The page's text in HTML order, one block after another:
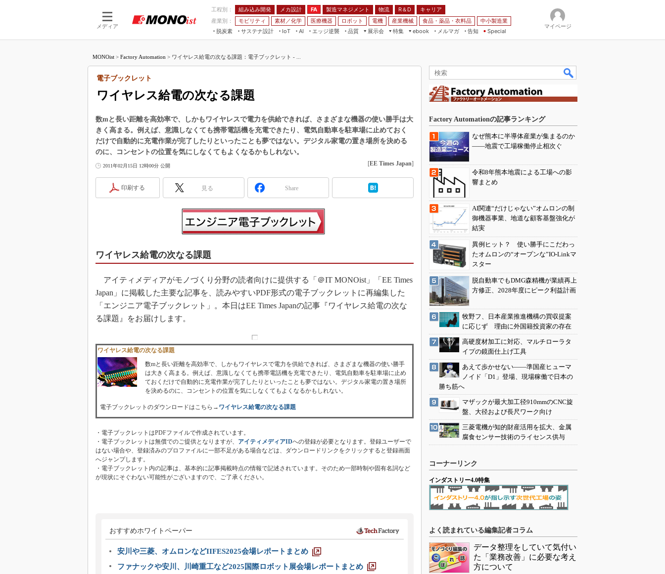
メディア
工程別： 組み込み開発 メカ設計 FA 製造マネジメント 物流 R＆D
キャリア
産業別：
モビリティ 素材／化学 医療機器 ロボット 電機 産業機械 食品・薬品・衣料品
中小製造業
脱炭素
サステナ設計
IoT
つながる工場
AI
AI×設備保全
エッジ逆襲 品質
展示会
JIMTOF
ジャパンモビリティショー
TECHNO-FRONTIER
人テク展
EdgeTech+
AUTOMOTIVE WORLD
産業オープンネット展
特集
つながるクルマ
FPGA
組み込み画像技術
組み込みモデリング
車載ソフト開発
無償設計ツール
3Dプリンタ
イノベーション
製造業ビッグデータ
知財マネジメント
海外生産
グローバル設計・開発
制御セキュリティ
新型コロナへの対応
ebook
素材／化学
メルマガ
告知 Special
マイページ
MONOist > Factory Automation > ワイヤレス給電の次なる課題：電子ブックレット - ...
ワイヤレス給電の次なる課題
電子ブックレット
数mと長い距離を高効率で、しかもワイヤレスで電力を供給できれば、さまざまな機器の使い勝手は大
きく高まる。例えば、意識しなくても携帯電話機を充電できたり、電気自動車を駐車場に止めておく
だけで自動的に充電作業が完了したりといったことも夢ではない。デジタル家電の置き場所を決める
のに、コンセントの位置を気にしなくてもよくなるかもしれない。
2011年02月15日 12時00分 公開 [EE Times Japan]
印刷する 見る Share
ワイヤレス給電の次なる課題
アイティメディアがモノづくり分野の読者向けに提供する「＠IT MONOist」「EE Times
Japan」に掲載した主要な記事を、読みやすいPDF形式の電子ブックレットに再編集した
「エンジニア電子ブックレット」。本日はEE Times Japanの記事『ワイヤレス給電の次な
る課題』をお届けします。
ワイヤレス給電の次なる課題
数mと長い距離を高効率で、しかもワイヤレスで電力を供給できれば、さまざまな機器の使い勝手
は大きく高まる。例えば、意識しなくても携帯電話機を充電できたり、電気自動車を駐車場に止め
ておくだけで自動的に充電作業が完了したりといったことも夢ではない。デジタル家電の置き場所
を決めるのに、コンセントの位置を気にしなくてもよくなるかもしれない。
電子ブックレットのダウンロードはこちら→ ワイヤレス給電の次なる課題
・電子ブックレットはPDFファイルで作成されています。
・電子ブックレットは無償でのご提供となりますが、 アイティメディアIDへの登録が必要となります。登録ユーザーで
はない場合や、登録済みのプロファイルに一部不足がある場合などは、ダウンロードリンクをクリックすると登録画面
へジャンプします。
・電子ブックレット内の記事は、基本的に記事掲載時点の情報で記述されています。そのため一部時制や固有名詞など
が現状にそぐわない可能性がございますので、ご了承ください。
おすすめホワイトペーパー
安川や三菱、オムロンなどIIFES2025会場レポートまとめ
ファナックや安川、川崎重工など2025国際ロボット展会場レポートまとめ
Factory Automationの記事ランキング
なぜ熊本に半導体産業が集まるのか
――地震で工場稼働停止相次ぐ
令和8年熊本地震による工場への影
響まとめ
AI関連“だけじゃない”オムロンの制
御機器事業、地道な顧客基盤強化が
結実
異例ヒット？ 使い勝手にこだわっ
たオムロンの“オープンな”IO-Linkマ
スター
脱自動車でもDMG森精機が業績再上
方修正、2028年度にピーク利益計画
牧野フ、日本産業推進機構の買収提案
に応じず 理由に外国籍投資家の存在
高硬度材加工に対応、マルチローラタ
イプの鏡面仕上げ工具
あえて歩かせない――準国産ヒューマ
ノイド「D1」登場、現場稼働で日本の
勝ち筋へ
マザックが最大加工径910mmのCNC旋
盤、大径および長尺ワーク向け
三菱電機が知的財産活用を拡大、金属
腐食センサー技術のライセンス供与
コーナーリンク
インダストリー4.0特集
よく読まれている編集記者コラム
データ整理をしていて気付い
た「業務改善」に必要な考え
方について